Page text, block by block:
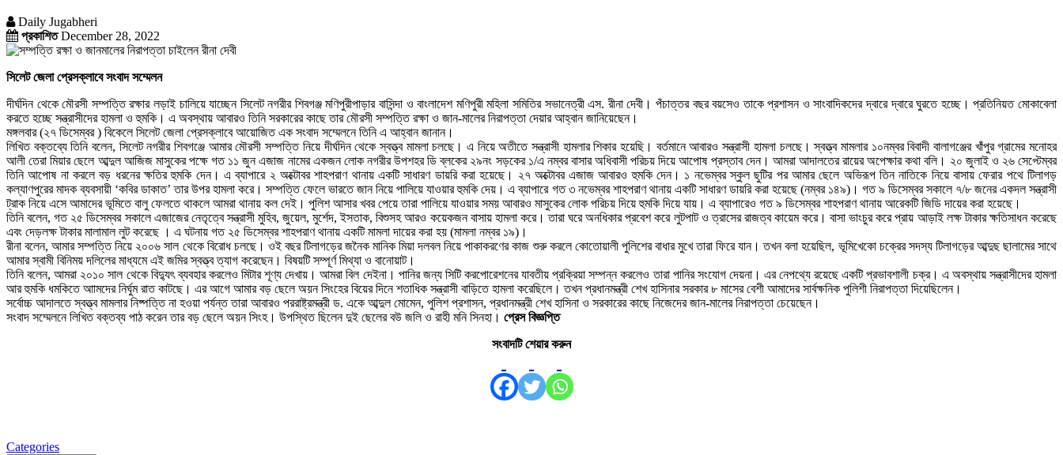
Daily Jugabheri
প্রকাশিতDecember 28, 2022
সিলেট জেলা প্রেসক্লাবে সংবাদ সম্মেলন
দীর্ঘদিন থেকে মৌরসী সম্পত্তি রক্ষার লড়াই চালিয়ে যাচ্ছেন সিলেট নগরীর শিবগঞ্জ মণিপুরীপাড়ার বাসিন্দা ও বাংলাদেশ মণিপুরী মহিলা সমিতির সভানেত্রী এস. রীনা দেবী। পঁচাত্তর বছর বয়সেও তাকে প্রশাসন ও সাংবাদিকদের দ্বারে দ্বারে ঘুরতে হচ্ছে। প্রতিনিয়ত মোকাবেলা
করতে হচ্ছে সন্ত্রাসীদের হামলা ও হুমকি। এ অবস্থায় আবারও তিনি সরকারের কাছে তার মৌরসী সম্পত্তি রক্ষা ও জান-মালের নিরাপত্তা দেয়ার আহ্বান জানিয়েছেন।
মঙ্গলবার (২৭ ডিসেম্বর ) বিকেলে সিলেট জেলা প্রেসক্লাবে আয়োজিত এক সংবাদ সম্মেলনে তিনি এ আহ্বান জানান।
লিখিত বক্তব্যে তিনি বলেন, সিলেট নগরীর শিবগঞ্জে আমার মৌরসী সম্পত্তি নিয়ে দীর্ঘদিন থেকে স্বত্ত্ব মামলা চলছে। এ নিয়ে অতীতে সন্ত্রাসী হামলার শিকার হয়েছি। বর্তমানে আবারও সন্ত্রাসী হামলা চলছে। স্বত্ত্ব মামলার ১০নম্বর বিবাদী বালাগঞ্জের খাঁপুর গ্রামের মনোহর
আলী তেরা মিয়ার ছেলে আব্দুল আজিজ মাসুকের পক্ষে গত ১১ জুন এজাজ নামের একজন লোক নগরীর উপশহর ডি ব্লকের ২৯নং সড়কের ১/এ নম্বর বাসার অধিবাসী পরিচয় দিয়ে আপোষ প্রস্তাব দেন। আমরা আদালতের রায়ের অপেক্ষার কথা বলি। ২০ জুলাই ও ২৬ সেপ্টেম্বর
তিনি আপোষ না করলে বড় ধরনের ক্ষতির হুমকি দেন। এ ব্যাপারে ২ অক্টোবর শাহপরাণ থানায় একটি সাধারণ ডায়রি করা হয়েছে। ২৭ অক্টোবর এজাজ আবারও হুমকি দেন। ১ নভেম্বর স্কুল ছুটির পর আমার ছেলে অভিরূপ তিন নাতিকে নিয়ে বাসায় ফেরার পথে টিলাগড়
কল্যাণপুরের মাদক ব্যবসায়ী ‘কবির ডাকাত’ তার উপর হামলা করে। সম্পত্তি ফেলে ভারতে জান নিয়ে পালিয়ে যাওয়ার হুমকি দেয়। এ ব্যাপারে গত ৩ নভেম্বর শাহপরাণ থানায় একটি সাধারণ ডায়রি করা হয়েছে (নম্বর ১৪৯)। গত ৯ ডিসেম্বর সকালে ৭/৮ জনের একদল সন্ত্রাসী
ট্রাক নিয়ে এসে আমাদের ভূমিতে বালু ফেলতে থাকলে আমরা থানায় কল দেই। পুলিশ আসার খবর পেয়ে তারা পালিয়ে যাওয়ার সময় আবারও মাসুকের লোক পরিচয় দিয়ে হুমকি দিয়ে যায়। এ ব্যাপারেও গত ৯ ডিসেম্বর শাহপরাণ থানায় আরেকটি জিডি দায়ের করা হয়েছে।
তিনি বলেন, গত ২৫ ডিসেম্বর সকালে এজাজের নেতৃত্বে সন্ত্রাসী মুহিব, জুয়েল, মুর্শেদ, ইসতাক, বিশুসহ আরও কয়েকজন বাসায় হামলা করে। তারা ঘরে অনধিকার প্রবেশ করে লুটপাট ও ত্রাসের রাজত্ব কায়েম করে। বাসা ভাংচুর করে প্রায় আড়াই লক্ষ টাকার ক্ষতিসাধন করেছে
এবং দেড়লক্ষ টাকার মালামাল লুট করেছে । এ ঘটনায় গত ২৫ ডিসেম্বর শাহপরাণ থানায় একটি মামলা দায়ের করা হয় (মামলা নম্বর ১৯)।
রীনা বলেন, আমার সম্পত্তি নিয়ে ২০০৬ সাল থেকে বিরোধ চলছে। ওই বছর টিলাগড়ের জনৈক মানিক মিয়া দলবল নিয়ে পাকাকরণের কাজ শুরু করলে কোতোয়ালী পুলিশের বাধার মুখে তারা ফিরে যান। তখন বলা হয়েছিল, ভূমিখেকো চক্রের সদস্য টিলাগড়ের আব্দুছ ছালামের সাথে
আমার স্বামী বিনিময় দলিলের মাধ্যমে এই জমির স্বত্ত্ব ত্যাগ করেছেন। বিষয়টি সম্পূর্ণ মিথ্যা ও বানোয়াট।
তিনি বলেন, আমরা ২০১০ সাল থেকে বিদ্যুৎ ব্যবহার করলেও মিটার শূণ্য দেখায়। আমরা বিল দেইনা। পানির জন্য সিটি করপোরেশনের যাবতীয় প্রক্রিয়া সম্পন্ন করলেও তারা পানির সংযোগ দেয়না। এর নেপথ্যে রয়েছে একটি প্রভাবশালী চক্র। এ অবস্থায় সন্ত্রাসীদের হামলা
আর হুমকি ধমকিতে আামদের নির্ঘুম রাত কাটছে। এর আগে আমার বড় ছেলে অয়ন সিংহের বিয়ের দিনে শতাধিক সন্ত্রাসী বাড়িতে হামলা করেছিলে। তখন প্রধানমন্ত্রী শেখ হাসিনার সরকার ৮ মাসের বেশী আমাদের সার্বক্ষনিক পুলিশী নিরাপত্তা দিয়েছিলেন।
সর্বোচ্চ আদালতে স্বত্ত্ব মামলার নিষ্পত্তি না হওয়া পর্যন্ত তারা আবারও পররাষ্ট্রমন্ত্রী ড. একে আব্দুল মোমেন, পুলিশ প্রশাসন, প্রধানমন্ত্রী শেখ হাসিনা ও সরকারের কাছে নিজেদের জান-মালের নিরাপত্তা চেয়েছেন।
সংবাদ সম্মেলনে লিখিত বক্তব্য পাঠ করেন তার বড় ছেলে অয়ন সিংহ। উপস্থিত ছিলেন দুই ছেলের বউ জলি ও রাহী মনি সিনহা। প্রেস বিজ্ঞপ্তি
সংবাদটি শেয়ার করুন
Categories